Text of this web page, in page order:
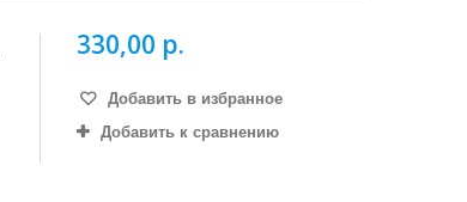
330,00 р.
Добавить в избранное
Добавить к сравнению